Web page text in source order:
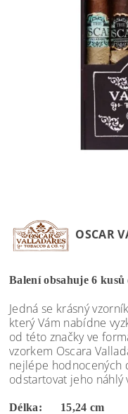
OSCAR
Balení obsahuje 6
Jedná se krásný
který Vám nabídne
od této značky ve
vzorkem Oscara
nejlépe hodnocených
odstartovat jeho
Délka: 15,24 cm